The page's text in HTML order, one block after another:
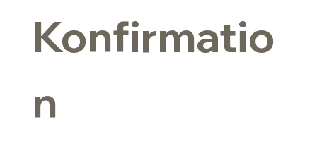
Konfirmatio
n